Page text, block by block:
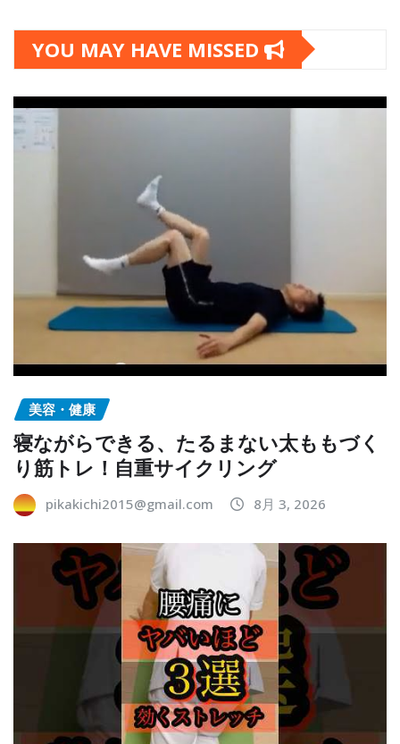
YOU MAY HAVE MISSED
美容・健康
寝ながらできる、たるまない太ももづく
り筋トレ！自重サイクリング
pikakichi2015@gmail.com 8月 3, 2026